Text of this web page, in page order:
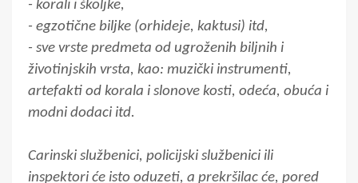
- korali i školjke,
- egzotične biljke (orhideje, kaktusi) itd,
- sve vrste predmeta od ugroženih biljnih i
životinjskih vrsta, kao: muzički instrumenti,
artefakti od korala i slonove kosti, odeća, obuća i
modni dodaci itd.
Carinski službenici, policijski službenici ili
inspektori će isto oduzeti, a prekršilac će, pored